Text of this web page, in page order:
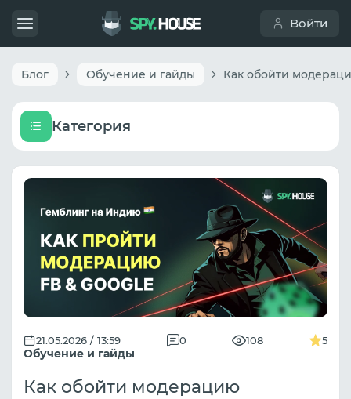
Войти
Блог Обучение и гайды
Категория
Обучение и гайды
21.05.2026 / 13:59 0 108 5
Как обойти модерацию